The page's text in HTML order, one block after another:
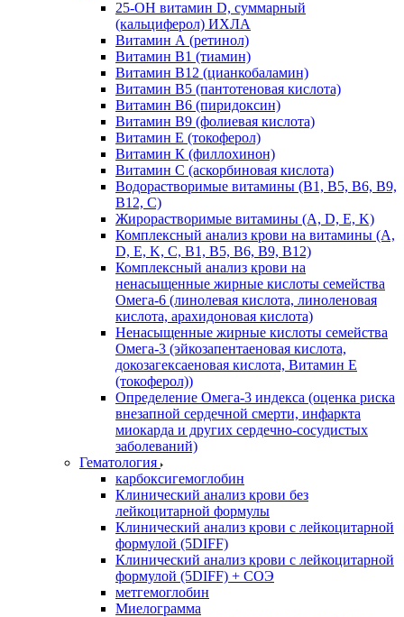
25-OH витамин D, суммарный
(кальциферол) ИХЛА
Витамин А (ретинол)
Витамин В1 (тиамин)
Витамин В12 (цианкобаламин)
Витамин В5 (пантотеновая кислота)
Витамин В6 (пиридоксин)
Витамин В9 (фолиевая кислота)
Витамин Е (токоферол)
Витамин К (филлохинон)
Витамин С (аскорбиновая кислота)
Водорастворимые витамины (B1, B5, B6, В9,
В12, С)
Жирорастворимые витамины (A, D, E, K)
Комплексный анализ крови на витамины (A,
D, E, K, C, B1, B5, B6, В9, B12)
Комплексный анализ крови на
ненасыщенные жирные кислоты семейства
Омега-6 (линолевая кислота, линоленовая
кислота, арахидоновая кислота)
Ненасыщенные жирные кислоты семейства
Омега-3 (эйкозапентаеновая кислота,
докозагексаеновая кислота, Витамин E
(токоферол))
Определение Омега-3 индекса (оценка риска
внезапной сердечной смерти, инфаркта
миокарда и других сердечно-сосудистых
заболеваний)
Гематология
карбоксигемоглобин
Клинический анализ крови без
лейкоцитарной формулы
Клинический анализ крови с лейкоцитарной
формулой (5DIFF)
Клинический анализ крови с лейкоцитарной
формулой (5DIFF) + СОЭ
метгемоглобин
Миелограмма